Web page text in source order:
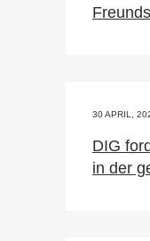
30 APRIL,
DIG
in der